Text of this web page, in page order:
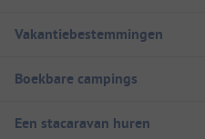
Vakantiebestemmingen
Boekbare campings
Een stacaravan huren